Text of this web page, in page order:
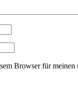
Browser für meinen